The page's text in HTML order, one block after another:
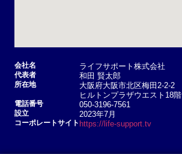
会社名 ライフサポート株式会社
代表者 和田 賢太郎
所在地
大阪府大阪市北区梅田2-2-2
ヒルトンプラザウエスト18階
電話番号 050-3196-7561
設立 2023年7月
コーポレートサイト https://life-support.tv